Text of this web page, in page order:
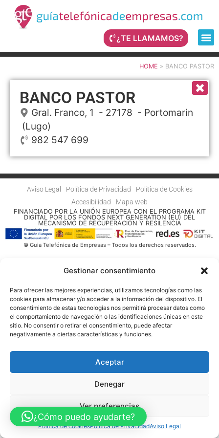
Gestionar consentimiento
Para ofrecer las mejores experiencias, utilizamos tecnologías como las
cookies para almacenar y/o acceder a la información del dispositivo. El
consentimiento de estas tecnologías nos permitirá procesar datos como
el comportamiento de navegación o las identificaciones únicas en este
sitio. No consentir o retirar el consentimiento, puede afectar
negativamente a ciertas características y funciones.
Aceptar
Denegar
Ver preferencias
Política de cookiesPolítica de PrivacidadAviso Legal
¿TE LLAMAMOS?
HOME » BANCO PASTOR
BANCO PASTOR
Gral. Franco, 1 - 27178 - Portomarin
(Lugo)
982 547 699
Aviso Legal Política de Privacidad
Política de Cookies
Accesibilidad
Mapa web
FINANCIADO POR LA UNIÓN EUROPEA CON EL PROGRAMA KIT
DIGITAL POR LOS FONDOS NEXT GENERATION (EU) DEL
MECANISMO DE RECUPERACIÓN Y RESILENCIA
© Guia Telefónica de Empresas – Todos los derechos reservados.
¿Cómo puedo ayudarte?